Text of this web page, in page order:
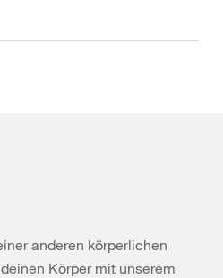
anderen körperlichen
Körper mit unserem